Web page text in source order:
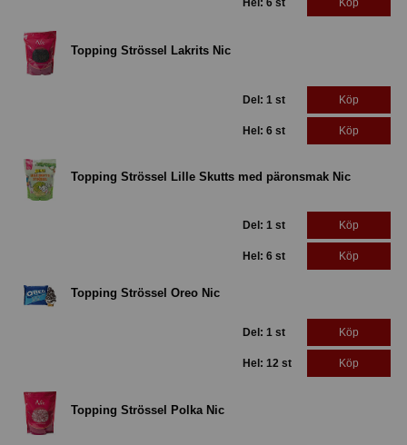
Hel: 6 st Köp
Topping Strössel Lakrits Nic
Del: 1 st Köp
Hel: 6 st Köp
Topping Strössel Lille Skutts med päronsmak Nic
Del: 1 st Köp
Hel: 6 st Köp
Topping Strössel Oreo Nic
Del: 1 st Köp
Hel: 12 st Köp
Topping Strössel Polka Nic